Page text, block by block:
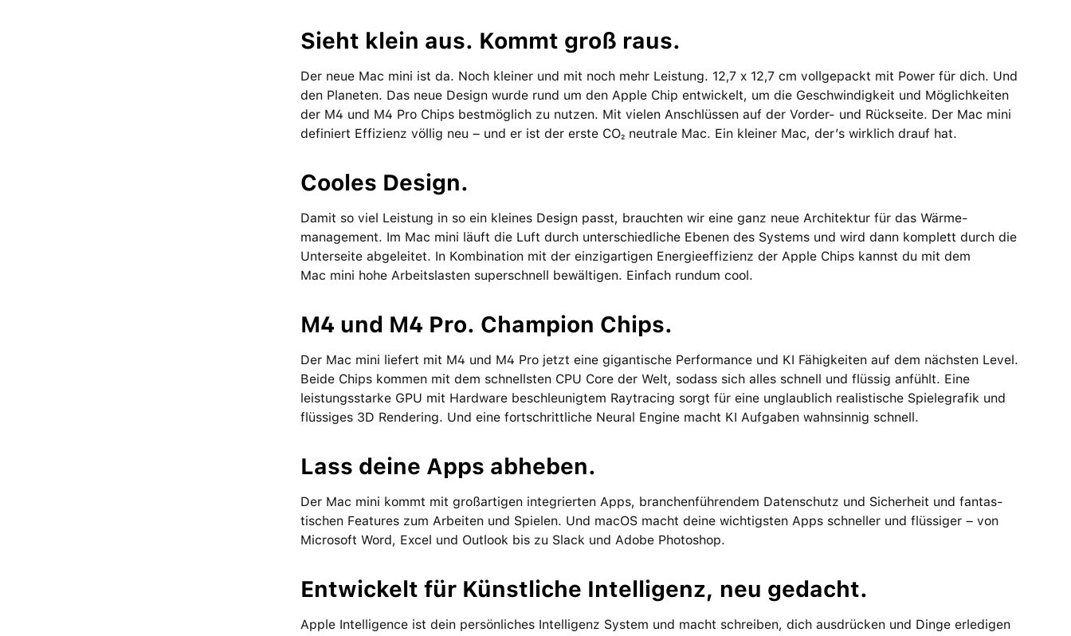
Sieht klein aus. Kommt groß raus.
Der neue Mac mini ist da. Noch kleiner und mit noch mehr Leistung. 12,7 x 12,7 cm voll­gepackt mit Power für dich. Und
den Planeten. Das neue Design wurde rund um den Apple Chip ent­wi­ckelt, um die Ge­schwin­dig­keit und Möglich­keiten
der M4 und M4 Pro Chips bestmög­lich zu nutzen. Mit vielen Anschlüssen auf der Vorder- und Rück­seite. Der Mac mini
definiert Effizienz völlig neu – und er ist der erste CO₂ neutrale Mac. Ein kleiner Mac, der’s wirklich drauf hat.
Cooles Design.
Damit so viel Leistung in so ein kleines Design passt, brauchten wir eine ganz neue Archi­tektur für das Wärme­
management­. Im Mac mini läuft die Luft durch unter­schied­liche Ebenen des Systems und wird dann komplett durch die
Unterseite abgeleitet. In Kombi­nation mit der einzig­artigen Energie­effizienz der Apple Chips kannst du mit dem
Mac mini hohe Arbeits­lasten super­schnell bewältigen. Einfach rundum cool.
M4 und M4 Pro. Champion Chips.
Der Mac mini liefert mit M4 und M4 Pro jetzt eine gigantische Performance und KI Fähigkeiten auf dem nächsten Level.
Beide Chips kommen mit dem schnellsten CPU Core der Welt, sodass sich alles schnell und flüssig anfühlt. Eine
leistungsstarke GPU mit Hardware beschleunigtem Raytracing sorgt für eine unglaublich realistische Spiele­grafik und
flüssiges 3D Rendering. Und eine fortschrittliche Neural Engine macht KI Aufgaben wahnsinnig schnell.
Lass deine Apps abheben.
Der Mac mini kommt mit groß­artigen inte­grierten Apps, branchen­führendem Daten­schutz und Sicher­heit und fan­tas­
tischen Features zum Arbeiten und Spielen. Und macOS macht deine wichtigsten Apps schneller und flüssiger – von
Microsoft Word, Excel und Outlook bis zu Slack und Adobe Photoshop.
Entwickelt für Künstliche Intelligenz, neu gedacht.
Apple Intelligence ist dein per­sön­liches Intelligenz System und macht schreiben, dich ausdrücken und Dinge erle­digen